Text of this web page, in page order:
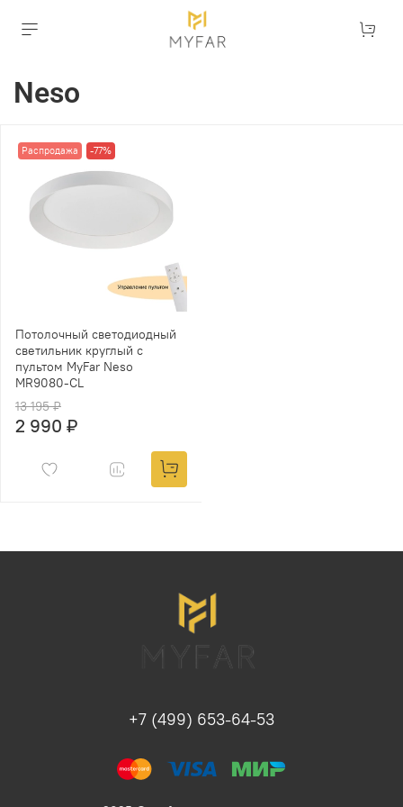
Neso
Распродажа -77%
Потолочный светодиодный
светильник круглый с
пультом MyFar Neso
MR9080-CL
13 195 ₽
2 990 ₽
+7 (499) 653-64-53